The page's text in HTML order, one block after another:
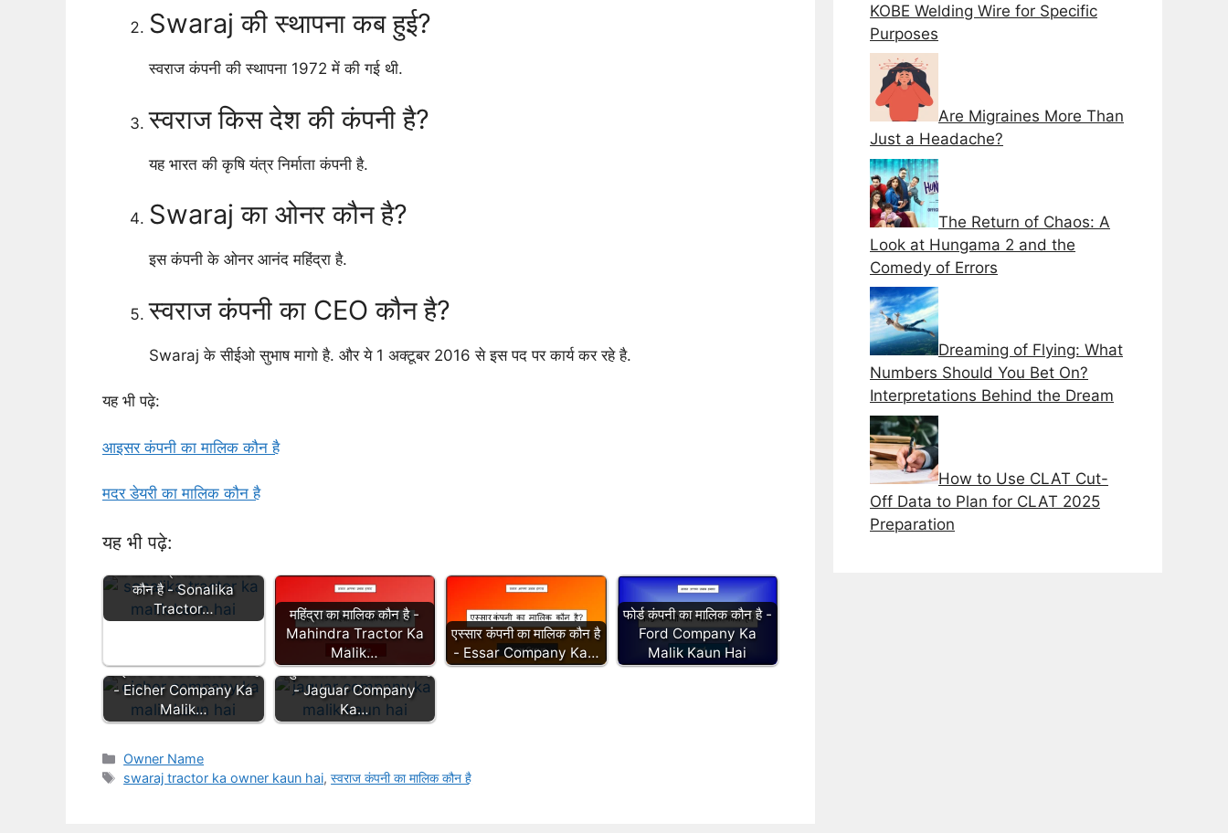
Swaraj की स्थापना कब हुई?
स्वराज कंपनी की स्थापना 1972 में की गई थी.
स्वराज किस देश की कंपनी है?
यह भारत की कृषि यंत्र निर्माता कंपनी है.
Swaraj का ओनर कौन है?
इस कंपनी के ओनर आनंद महिंद्रा है.
स्वराज कंपनी का CEO कौन है?
Swaraj के सीईओ सुभाष मागो है. और ये 1 अक्टूबर 2016 से इस पद पर कार्य कर रहे है.
यह भी पढ़े:
आइसर कंपनी का मालिक कौन है
मदर डेयरी का मालिक कौन है
यह भी पढ़े:
सोनालिका ट्रैक्टर का मालिक
कौन है - Sonalika
Tractor…
महिंद्रा का मालिक कौन है -
Mahindra Tractor Ka
Malik…
एस्सार कंपनी का मालिक कौन है
- Essar Company Ka…
फोर्ड कंपनी का मालिक कौन है -
Ford Company Ka
Malik Kaun Hai
आइसर कंपनी का मालिक कौन है
- Eicher Company Ka
Malik…
जगुआर कंपनी का मालिक कौन है
- Jaguar Company
Ka…
Categories
Owner Name
Tags
swaraj tractor ka owner kaun hai,स्वराज कंपनी का मालिक कौन है
KOBE Welding Wire for Specific
Purposes
Are Migraines More Than
Just a Headache?
Thе Rеturn of Chaos: A
Look at Hungama 2 and thе
Comеdy of Errors
Dreaming of Flying: What
Numbers Should You Bet On?
Interpretations Behind the Dream
How to Use CLAT Cut-
Off Data to Plan for CLAT 2025
Preparation